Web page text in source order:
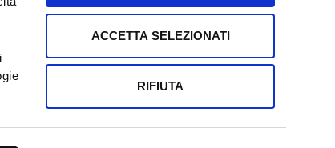
ACCETTA SELEZIONATI
RIFIUTA
Tel + 39.045.8009480
clienti@informatoreagrario.it